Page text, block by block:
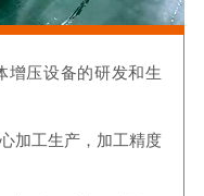
增压设备的研发和生
加工生产，加工精度